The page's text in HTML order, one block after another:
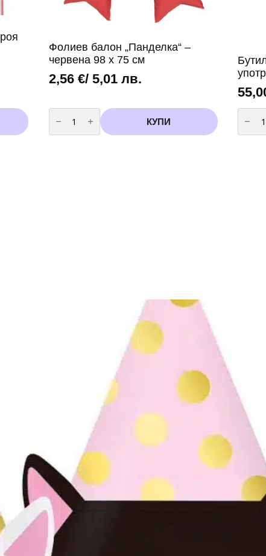
Фолиев балон „Панделка“ –
червена 98 х 75 см
2,56 €/ 5,01 лв.
количество
за
Фолиев
балон
КУПИ за
с